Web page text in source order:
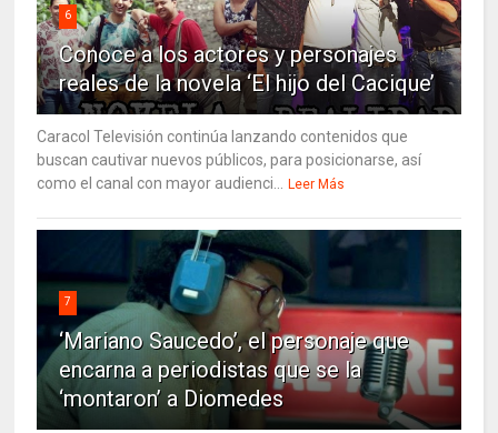
6
Conoce a los actores y personajes
reales de la novela ‘El hijo del Cacique’
Caracol Televisión continúa lanzando contenidos que
buscan cautivar nuevos públicos, para posicionarse, así
como el canal con mayor audienci... Leer Más
7
‘Mariano Saucedo’, el personaje que
encarna a periodistas que se la
‘montaron’ a Diomedes